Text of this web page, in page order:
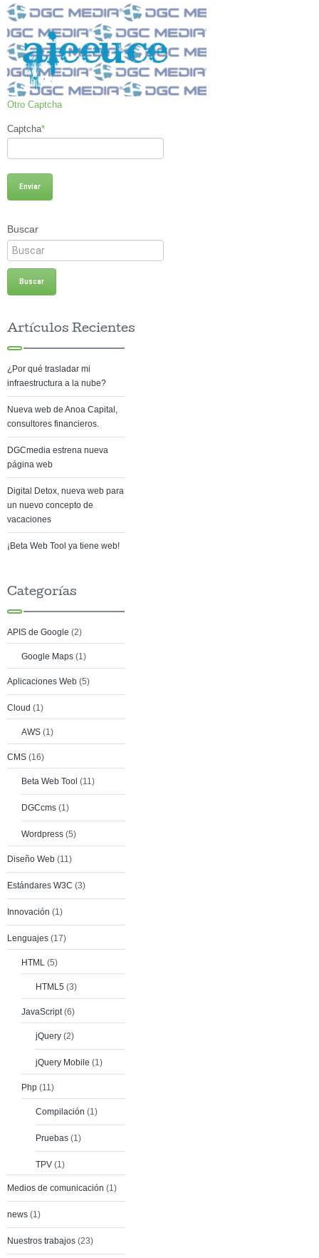
Otro Captcha
Captcha*
Buscar
Artículos Recientes
¿Por qué trasladar mi
infraestructura a la nube?
Nueva web de Anoa Capital,
consultores financieros.
DGCmedia estrena nueva
página web
Digital Detox, nueva web para
un nuevo concepto de
vacaciones
¡Beta Web Tool ya tiene web!
Categorías
APIS de Google (2)
Google Maps (1)
Aplicaciones Web (5)
Cloud (1)
AWS (1)
CMS (16)
Beta Web Tool (11)
DGCcms (1)
Wordpress (5)
Diseño Web (11)
Estándares W3C (3)
Innovación (1)
Lenguajes (17)
HTML (5)
HTML5 (3)
JavaScript(6)
jQuery (2)
jQuery Mobile (1)
Php (11)
Compilación (1)
Pruebas (1)
TPV (1)
Medios de comunicación (1)
news (1)
Nuestros trabajos (23)